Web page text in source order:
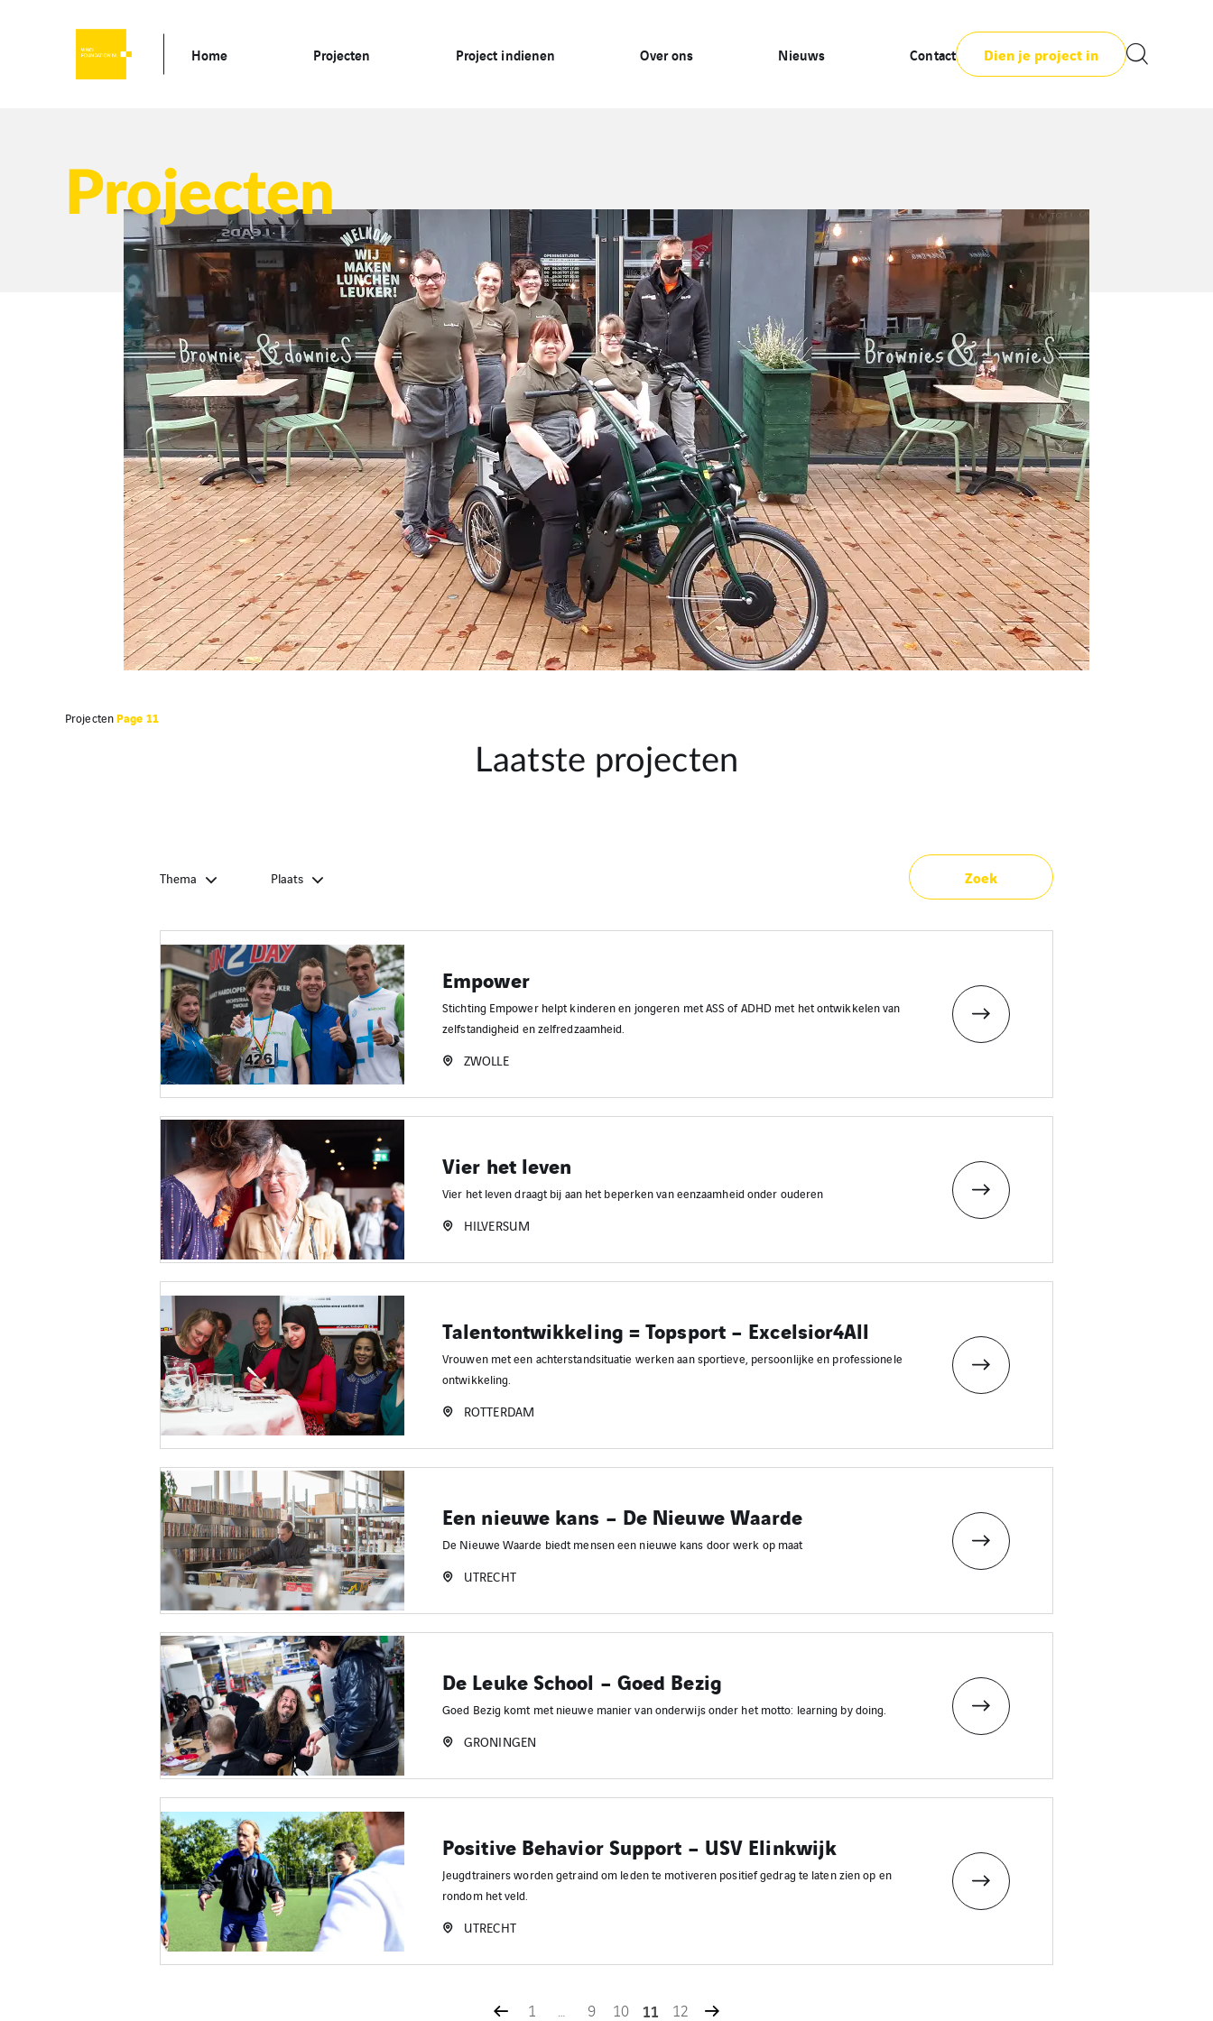
Home Projecten Project indienen Over ons Nieuws Contact Dien je project in
Projecten
Projecten Page 11
Laatste projecten
Thema Plaats Zoek
Empower
Stichting Empower helpt kinderen en jongeren met ASS of ADHD met het ontwikkelen van
zelfstandigheid en zelfredzaamheid.
ZWOLLE
Vier het leven
Vier het leven draagt bij aan het beperken van eenzaamheid onder ouderen
HILVERSUM
Talentontwikkeling = Topsport – Excelsior4All
Vrouwen met een achterstandsituatie werken aan sportieve, persoonlijke en professionele
ontwikkeling.
ROTTERDAM
Een nieuwe kans – De Nieuwe Waarde
De Nieuwe Waarde biedt mensen een nieuwe kans door werk op maat
UTRECHT
De Leuke School – Goed Bezig
Goed Bezig komt met nieuwe manier van onderwijs onder het motto: learning by doing.
GRONINGEN
Positive Behavior Support – USV Elinkwijk
Jeugdtrainers worden getraind om leden te motiveren positief gedrag te laten zien op en
rondom het veld.
UTRECHT
1 … 9 10 11 12